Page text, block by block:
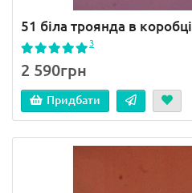
51 біла троянда в коробці
3
2 590грн
Придбати